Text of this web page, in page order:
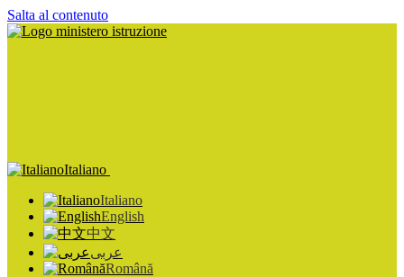
Salta al contenuto
Italiano
Italiano
English
中文
عربى
Română